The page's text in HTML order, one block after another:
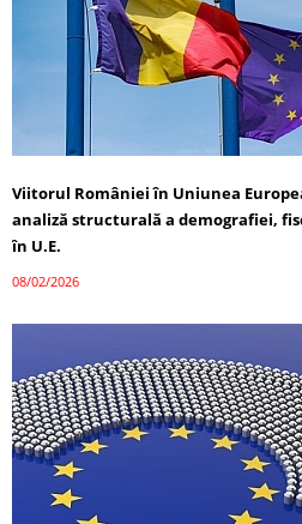
Viitorul României în Uniunea
analiză structurală a demografiei,
în U.E.
08/02/2026